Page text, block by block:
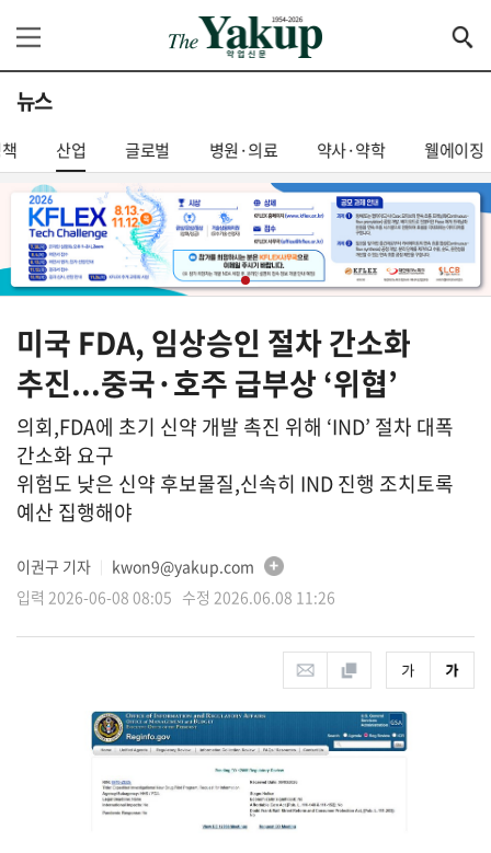
뉴스
산업 글로벌 병원·의료 약사·약학 웰에이징
미국 FDA, 임상승인 절차 간소화
추진...중국·호주 급부상 ‘위협’
의회,FDA에 초기 신약 개발 촉진 위해 ‘IND’ 절차 대폭
간소화 요구
위험도 낮은 신약 후보물질,신속히 IND 진행 조치토록
예산 집행해야
이권구 기자
kwon9@yakup.com
입력 2026-06-08 08:05 수정 2026.06.08 11:26